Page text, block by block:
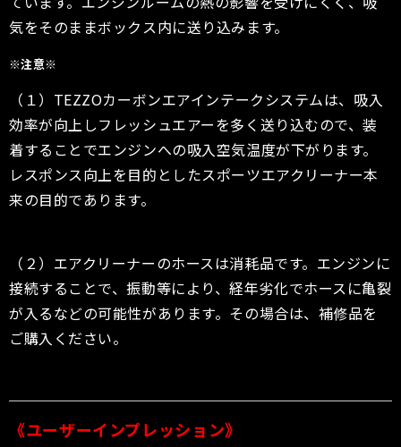
気をそのままボックス内に送り込みます。
※注意※
（１）TEZZOカーボンエアインテークシステムは、吸入
効率が向上しフレッシュエアーを多く送り込むので、装
着することでエンジンへの吸入空気温度が下がります。
レスポンス向上を目的としたスポーツエアクリーナー本
来の目的であります。
（２）エアクリーナーのホースは消耗品です。エンジンに
接続することで、振動等により、経年劣化でホースに亀裂
が入るなどの可能性があります。その場合は、補修品を
ご購入ください。
《ユーザーインプレッション》